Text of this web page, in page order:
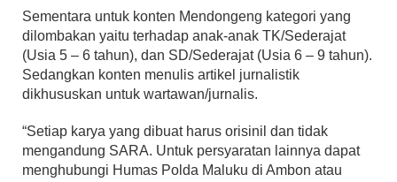
Sementara untuk konten Mendongeng kategori yang
dilombakan yaitu terhadap anak-anak TK/Sederajat
(Usia 5 – 6 tahun), dan SD/Sederajat (Usia 6 – 9 tahun).
Sedangkan konten menulis artikel jurnalistik
dikhususkan untuk wartawan/jurnalis.
“Setiap karya yang dibuat harus orisinil dan tidak
mengandung SARA. Untuk persyaratan lainnya dapat
menghubungi Humas Polda Maluku di Ambon atau